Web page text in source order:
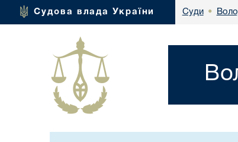
Судова влада України Суди •